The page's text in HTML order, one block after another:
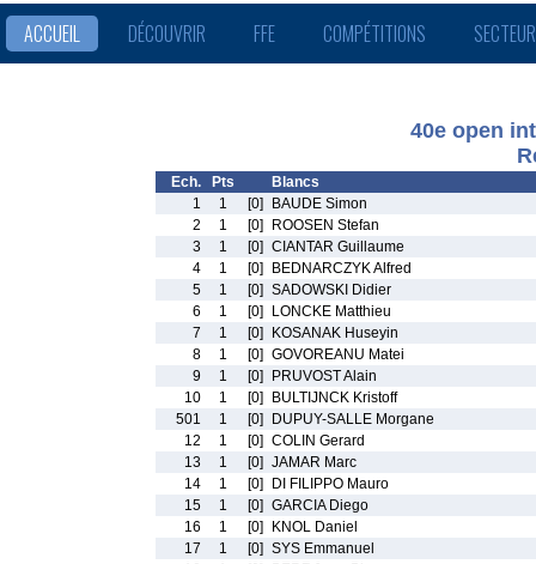
ACCUEIL DÉCOUVRIR FFE COMPÉTITIONS
40e open
Ech. Pts
Blancs
1
1 [0]
BAUDE Simon
2
1 [0]
ROOSEN Stefan
3
1 [0] CIANTAR Guillaume
4
1 [0]
BEDNARCZYK Alfred
5
1 [0] SADOWSKI Didier
6
1 [0]
LONCKE Matthieu
7
1 [0]
KOSANAK Huseyin
8
1 [0] GOVOREANU Matei
9
1 [0]
PRUVOST Alain
10
1 [0]
BULTIJNCK Kristoff
501
1 [0]
DUPUY-SALLE Morgane
12
1 [0] COLIN Gerard
13
1 [0] JAMAR Marc
14
1 [0]
DI FILIPPO Mauro
15
1 [0] GARCIA Diego
16
1 [0]
KNOL Daniel
17
1 [0] SYS Emmanuel